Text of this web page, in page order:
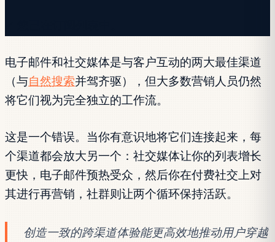
电子邮件和社交媒体是与客户互动的两大最佳渠道
（与 自然搜索并驾齐驱），但大多数营销人员仍然
将它们视为完全独立的工作流。
这是一个错误。当你有意识地将它们连接起来，每
个渠道都会放大另一个：社交媒体让你的列表增长
更快，电子邮件预热受众，然后你在付费社交上对
其进行再营销，社群则让两个循环保持活跃。
创造一致的跨渠道体验能更高效地推动用户穿越